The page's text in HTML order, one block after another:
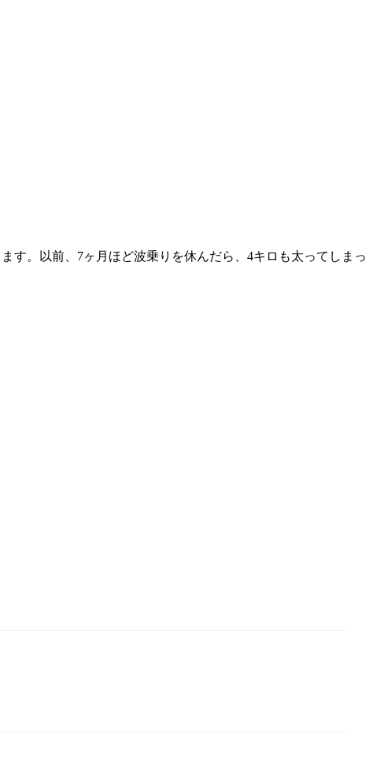
。以前、7ヶ月ほど波乗りを休んだら、4キロも太ってしまっ